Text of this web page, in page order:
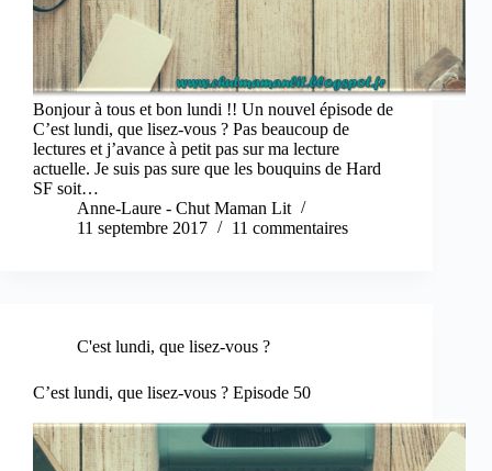
Bonjour à tous et bon lundi !! Un nouvel épisode de
C’est lundi, que lisez-vous ? Pas beaucoup de
lectures et j’avance à petit pas sur ma lecture
actuelle. Je suis pas sure que les bouquins de Hard
SF soit…
Anne-Laure - Chut Maman Lit
11 septembre 2017
11 commentaires
C'est lundi, que lisez-vous ?
C’est lundi, que lisez-vous ? Episode 50